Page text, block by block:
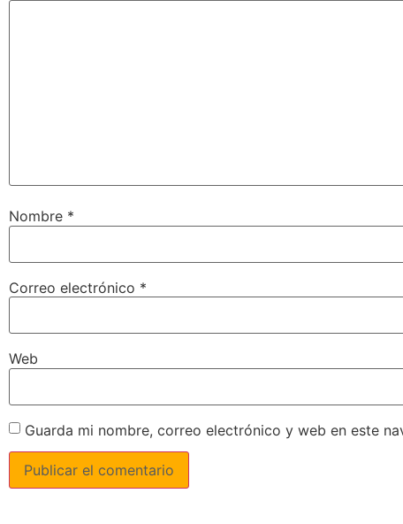
Nombre *
Correo electrónico *
Web
Guarda mi nombre, correo electrónico y web en este